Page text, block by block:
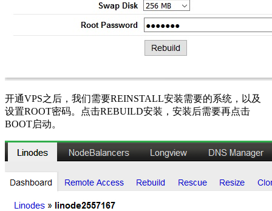
开通VPS之后，我们需要REINSTALL安装需要的系统，以及
设置ROOT密码。点击REBUILD安装，安装后需要再点击
BOOT启动。